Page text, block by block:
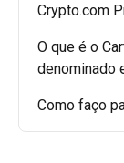
Crypto.com
O que é o
denominado
Como faço